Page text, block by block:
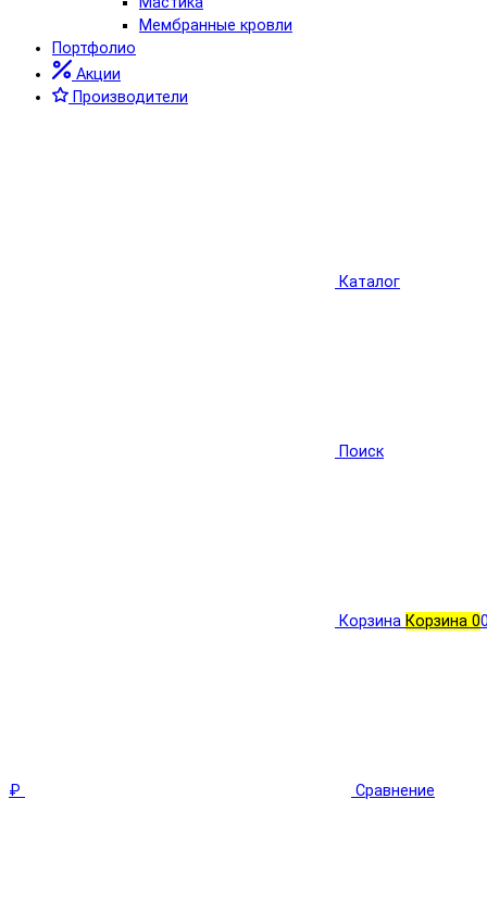
Мембранные кровли
Портфолио
Акции
Производители
Каталог
Поиск
Корзина Корзина 0
₽ Сравнение